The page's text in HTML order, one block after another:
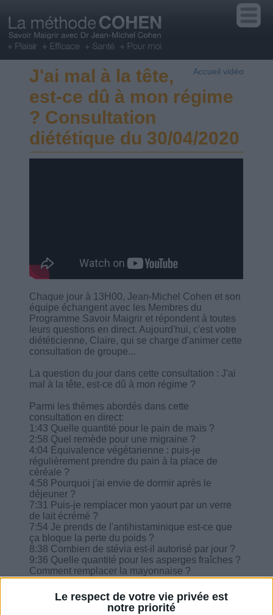
Le respect de votre vie privée est
notre priorité
Accueil vidéo
J'ai mal à la tête,
est-ce dû à mon régime
? Consultation
diététique du 30/04/2020
Chaque jour à 13H00, Jean-Michel Cohen et son
équipe échangent avec les Membres du
Programme Savoir Maigrir et répondent à toutes
leurs questions en direct. Aujourd'hui, c'est votre
diététicienne, Claire, qui se charge d'animer cette
consultation de groupe...
La question du jour dans cette consultation : J'ai
mal à la tête, est-ce dû à mon régime ?
Parmi les thèmes abordés dans cette
consultation en direct:
1:43 Quelle quantité pour le pain de maïs ?
2:58 Quel remède pour une migraine ?
4:04 Équivalence végétarienne : puis-je
régulièrement prendre du pain à la place de
céréale ?
4:58 Pourquoi j'ai envie de dormir après le
déjeuner ?
7:31 Puis-je remplacer mon yaourt par un verre
de lait écrémé ?
7:54 Je prends de l'antihistaminique est-ce que
ça bloque la perte du poids ?
8:38 Combien de stévia est-il autorisé par jour ?
9:36 Quelle quantité pour les asperges fraîches ?
Comment remplacer la mayonnaise ?
11:10 J'ai fait le Ramadan. J'ai mal à la tête, est-
ce que c'est à cause de mon régime ?
13:03 À quelle fréquence dois-je surveiller mes